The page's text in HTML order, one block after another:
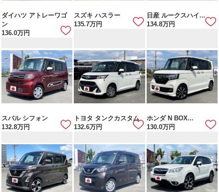
ダイハツ アトレーワゴ
ン
136.0万円
スズキ ハスラー
135.7万円
日産 ルークスハイ...
134.8万円
スバル シフォン
132.8万円
トヨタ タンクカスタム
132.6万円
ホンダ N BOX...
130.0万円